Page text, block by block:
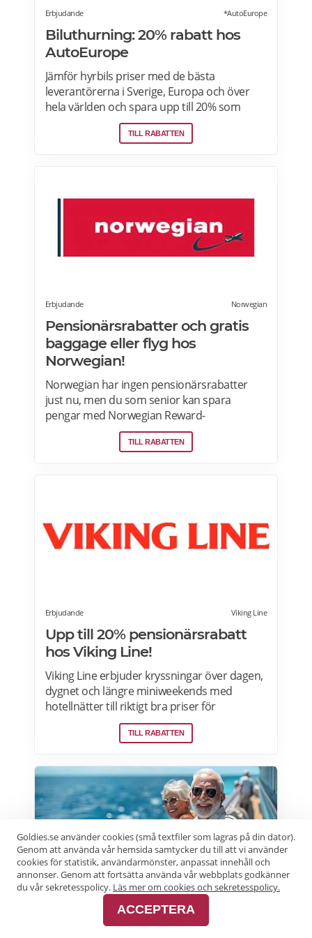
Erbjudande *AutoEurope
Biluthurning: 20% rabatt hos
AutoEurope
Jämför hyrbils priser med de bästa
leverantörerna i Sverige, Europa och över
hela världen och spara upp till 20% som
medlem! Upptäck speciella priser på Auto
TILL RABATTEN
Erbjudande Norwegian
Pensionärsrabatter och gratis
baggage eller flyg hos
Norwegian!
Norwegian har ingen pensionärsrabatter
just nu, men du som senior kan spara
pengar med Norwegian Reward-
lojalitetsprogram. Tjäna Spenn och använd
dem för att få ännu billigare eller helt gratis
TILL RABATTEN
Erbjudande Viking Line
Upp till 20% pensionärsrabatt
hos Viking Line!
Viking Line erbjuder kryssningar över dagen,
dygnet och längre miniweekends med
hotellnätter till riktigt bra priser för
pensionärer. 11 timmars dagstur
Stockholm–Åland ombord Viking Grace &
mer om pensionärsrabatter och
erbjudanden på Viking Line här.
TILL RABATTEN
20% rabatt på Returpaket till
Goldies.se använder cookies (små textfiler som lagras på din dator).
Genom att använda vår hemsida samtycker du till att vi använder
cookies för statistik, användarmönster, anpassat innehåll och
annonser. Genom att fortsätta använda vår webbplats godkänner
du vår sekretesspolicy. Läs mer om cookies och sekretesspolicy.
ACCEPTERA